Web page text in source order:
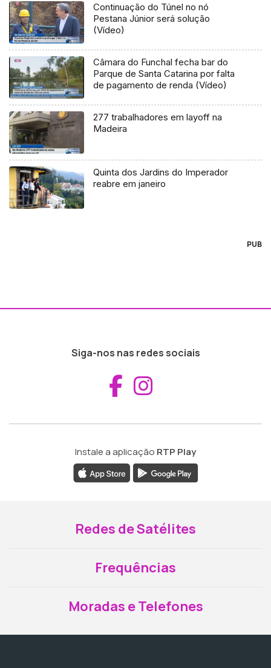
Continuação do Túnel no nó
Pestana Júnior será solução
(Vídeo)
Câmara do Funchal fecha bar do
Parque de Santa Catarina por falta
de pagamento de renda (Vídeo)
277 trabalhadores em layoff na
Madeira
Quinta dos Jardins do Imperador
reabre em janeiro
PUB
Siga-nos nas redes sociais
Aceder ao
Instale a aplicação RTP Play
Redes de Satélites
Frequências
Moradas e Telefones